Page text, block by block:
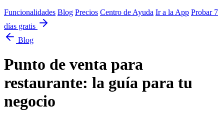
Funcionalidades Blog Precios Centro de Ayuda Ir a la App Probar 7
días gratis
Blog
Punto de venta para
restaurante: la guía para tu
negocio